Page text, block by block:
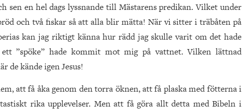
sen en hel dags lyssnande till Mästarens predikan. Vilket under
och två fiskar så att alla blir mätta! När vi sitter i träbåten på
kan jag riktigt känna hur rädd jag skulle varit om det hade
”spöke” hade kommit mot mig på vattnet. Vilken lättnad
de kände igen Jesus!
att få åka genom den torra öknen, att få plaska med fötterna i
rika upplevelser. Men att få göra allt detta med Bibeln i